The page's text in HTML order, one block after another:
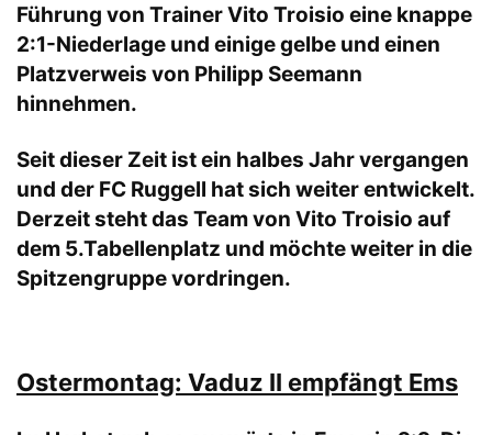
Führung von Trainer Vito Troisio eine knappe
2:1-Niederlage und einige gelbe und einen
Platzverweis von Philipp Seemann
hinnehmen.
Seit dieser Zeit ist ein halbes Jahr vergangen
und der FC Ruggell hat sich weiter entwickelt.
Derzeit steht das Team von Vito Troisio auf
dem 5.Tabellenplatz und möchte weiter in die
Spitzengruppe vordringen.
Ostermontag: Vaduz II empfängt Ems